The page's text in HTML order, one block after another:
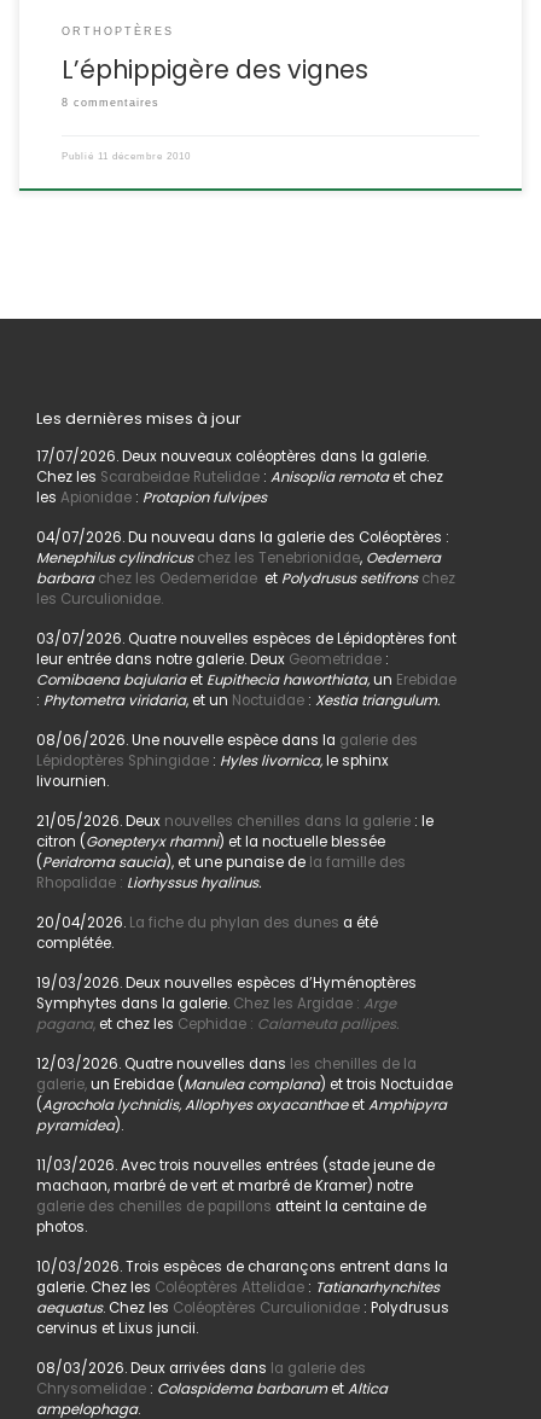
ORTHOPTÈRES
L’éphippigère des vignes
8 commentaires
Publié 11 décembre 2010
Les dernières mises à jour
17/07/2026. Deux nouveaux coléoptères dans la galerie.
Chez les Scarabeidae Rutelidae: Anisoplia remotaet chez
les Apionidae: Protapion fulvipes
04/07/2026. Du nouveau dans la galerie des Coléoptères :
Menephilus cylindricus chez les Tenebrionidae,Oedemera
barbara chez les Oedemeridaeet Polydrusus setifrons chez
les Curculionidae.
03/07/2026. Quatre nouvelles espèces de Lépidoptères font
leur entrée dans notre galerie. Deux Geometridae:
Comibaena bajulariaet Eupithecia haworthiata,un Erebidae
: Phytometra viridaria, et un Noctuidae: Xestia triangulum.
08/06/2026. Une nouvelle espèce dans la galerie des
Lépidoptères Sphingidae: Hyles livornica,le sphinx
livournien.
21/05/2026. Deux nouvelles chenilles dans la galerie : le
citron (Gonepteryx rhamni) et la noctuelle blessée
(Peridroma saucia), et une punaise dela famille des
Rhopalidae : Liorhyssus hyalinus.
20/04/2026. La fiche du phylan des dunes a été
complétée.
19/03/2026. Deux nouvelles espèces d’Hyménoptères
Symphytes dans la galerie. Chez les Argidae : Arge
pagana,et chez les Cephidae : Calameuta pallipes.
12/03/2026. Quatre nouvelles dans les chenilles de la
galerie,un Erebidae (Manulea complana) et trois Noctuidae
(Agrochola lychnidis, Allophyes oxyacanthaeetAmphipyra
pyramidea).
11/03/2026. Avec trois nouvelles entrées (stade jeune de
machaon, marbré de vert et marbré de Kramer) notre
galerie des chenilles de papillons atteint la centaine de
photos.
10/03/2026. Trois espèces de charançons entrent dans la
galerie. Chez les Coléoptères Attelidae: Tatianarhynchites
aequatus. Chez les Coléoptères Curculionidae: Polydrusus
cervinus et Lixus juncii.
08/03/2026. Deux arrivées dans la galerie des
Chrysomelidae: Colaspidema barbarumetAltica
ampelophaga.